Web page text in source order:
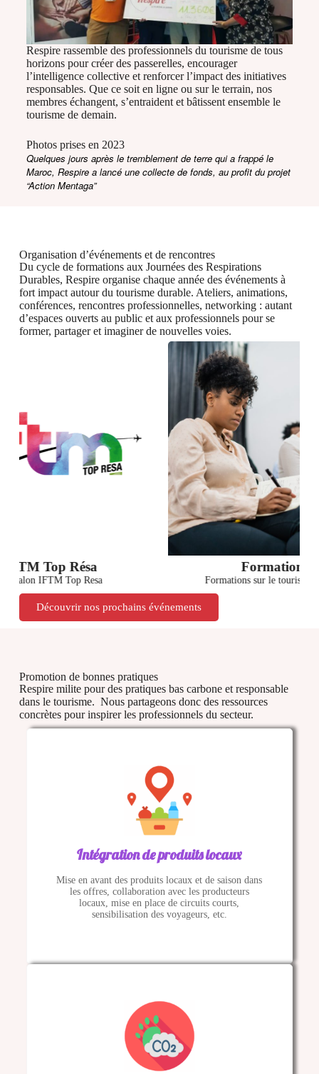
Respire rassemble des professionnels du tourisme de tous
horizons pour créer des passerelles, encourager
l’intelligence collective et renforcer l’impact des initiatives
responsables. Que ce soit en ligne ou sur le terrain, nos
membres échangent, s’entraident et bâtissent ensemble le
tourisme de demain.
Photos prises en 2023
Quelques jours après le tremblement de terre qui a frappé le
Maroc, Respire a lancé une collecte de fonds, au profit du projet
“Action Mentaga”
Organisation d’événements et de rencontres
Du cycle de formations aux Journées des Respirations
Durables, Respire organise chaque année des événements à
fort impact autour du tourisme durable. Ateliers, animations,
conférences, rencontres professionnelles, networking : autant
d’espaces ouverts au public et aux professionnels pour se
former, partager et imaginer de nouvelles voies.
Formations
Formations sur le tourisme
Top Résa
IFTM Top Resa
Découvrir nos prochains événements
Promotion de bonnes pratiques
Respire milite pour des pratiques bas carbone et responsable
dans le tourisme. Nous partageons donc des ressources
concrètes pour inspirer les professionnels du secteur.
Intégration de produits locaux
Mise en avant des produits locaux et de saison dans
les offres, collaboration avec les producteurs
locaux, mise en place de circuits courts,
sensibilisation des voyageurs, etc.